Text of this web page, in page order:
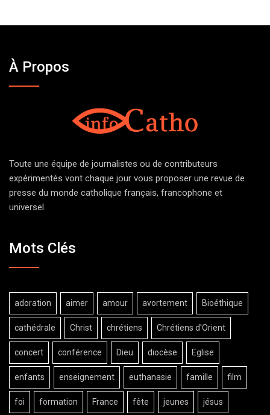
À Propos
Toute une équipe de journalistes ou de contributeurs
expérimentés vont chaque jour vous proposer une revue de
presse du monde catholique français, francophone et
universel.
Mots Clés
adoration aimer amour avortement Bioéthique
cathédrale Christ chrétiens Chrétiens d'Orient
concert conférence Dieu diocèse Eglise
enfants enseignement euthanasie famille film
foi formation France fête jeunes jésus